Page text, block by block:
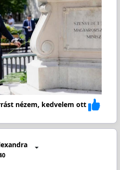
nézem, kedvelem ott